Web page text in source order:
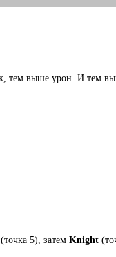
тем выше урон. И тем
5), затем Knight